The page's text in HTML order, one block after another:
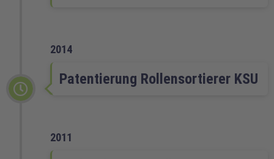
2014
Patentierung Rollensortierer KSU
2011